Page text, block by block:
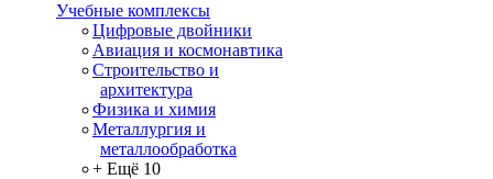
Учебные комплексы
Цифровые двойники
Авиация и космонавтика
Строительство и
архитектура
Физика и химия
Металлургия и
металлообработка
+ Ещё 10